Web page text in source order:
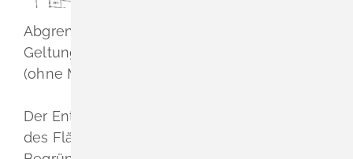
Abgrenzung vorgeschlagener
Geltungsbereich der Tauschfläche genordet
(ohne Maßstab)
Der Entwurf der 8. punktuellen Änderung
des Flächennutzungsplans wird mit